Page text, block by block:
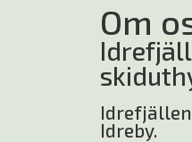
Om
Idreby.